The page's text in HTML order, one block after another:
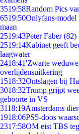
3519:58Random Pics
6519:50Onlyfans-model
maan
2519:43Peter Faber (82)
2519:14Kabinet geeft
laagwater
2418:41'Zwarte
overlijdensuitkering
1518:32Ontslagen bij
3018:32Trump grijpt
geboorte in VS
3118:19Amsterdams
1918:06PS5-doos
2317:58OM eist TBS